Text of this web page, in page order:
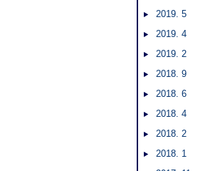
2019. 5
2019. 4
2019. 2
2018. 9
2018. 6
2018. 4
2018. 2
2018. 1